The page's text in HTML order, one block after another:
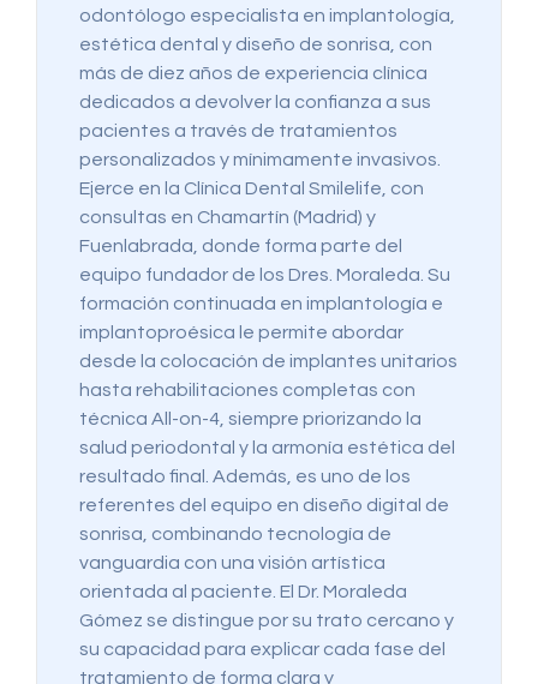
odontólogo especialista en implantología,
estética dental y diseño de sonrisa, con
más de diez años de experiencia clínica
dedicados a devolver la confianza a sus
pacientes a través de tratamientos
personalizados y mínimamente invasivos.
Ejerce en la Clínica Dental Smilelife, con
consultas en Chamartín (Madrid) y
Fuenlabrada, donde forma parte del
equipo fundador de los Dres. Moraleda. Su
formación continuada en implantología e
implantoproésica le permite abordar
desde la colocación de implantes unitarios
hasta rehabilitaciones completas con
técnica All-on-4, siempre priorizando la
salud periodontal y la armonía estética del
resultado final. Además, es uno de los
referentes del equipo en diseño digital de
sonrisa, combinando tecnología de
vanguardia con una visión artística
orientada al paciente. El Dr. Moraleda
Gómez se distingue por su trato cercano y
su capacidad para explicar cada fase del
tratamiento de forma clara y